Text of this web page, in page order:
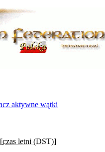
aktywne wątki
czas letni (DST)]